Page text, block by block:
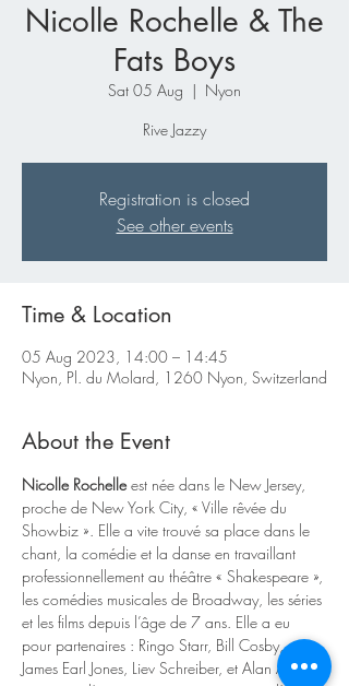
Nicolle Rochelle & The
Fats Boys
Sat 05 Aug
  |
Nyon
Rive Jazzy
Registration is closed
See other events
Time & Location
05 Aug 2023, 14:00 – 14:45
Nyon, Pl. du Molard, 1260 Nyon, Switzerland
About the Event
Nicolle Rochelle est née dans le New Jersey,
proche de New York City, « Ville rêvée du
Showbiz ». Elle a vite trouvé sa place dans le
chant, la comédie et la danse en travaillant
professionnellement au théâtre « Shakespeare »,
les comédies musicales de Broadway, les séries
et les films depuis l’âge de 7 ans. Elle a eu
pour partenaires : Ringo Starr, Bill Cosby,
James Earl Jones, Liev Schreiber, et Alan Alda